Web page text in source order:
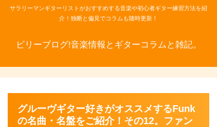
サラリーマンギターリストがおすすめする音楽や初心者ギター練習方法を紹
介！独断と偏見でコラムも随時更新！
ビリーブログ!音楽情報とギターコラムと雑記。
グルーヴギター好きがオススメするFunk
の名曲・名盤をご紹介！その12。ファン